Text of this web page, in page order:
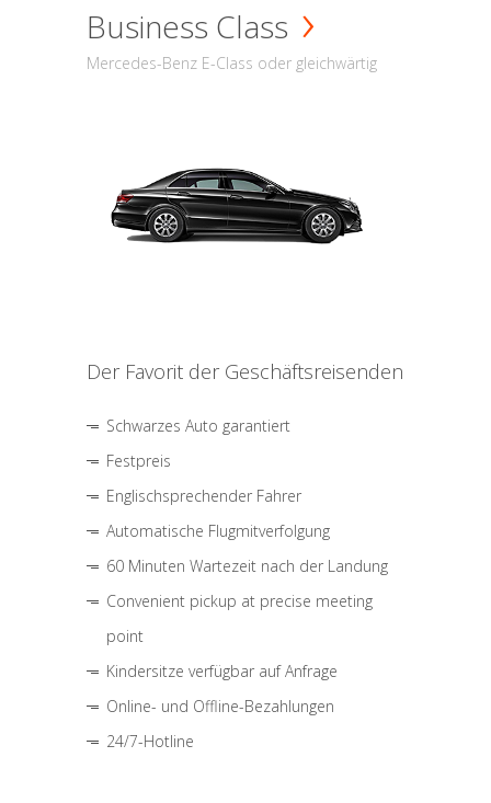
Business Class
Mercedes-Benz E-Class oder gleichwärtig
Der Favorit der Geschäftsreisenden
Schwarzes Auto garantiert
Festpreis
Englischsprechender Fahrer
Automatische Flugmitverfolgung
60 Minuten Wartezeit nach der Landung
Convenient pickup at precise meeting
point
Kindersitze verfügbar auf Anfrage
Online- und Offline-Bezahlungen
24/7-Hotline